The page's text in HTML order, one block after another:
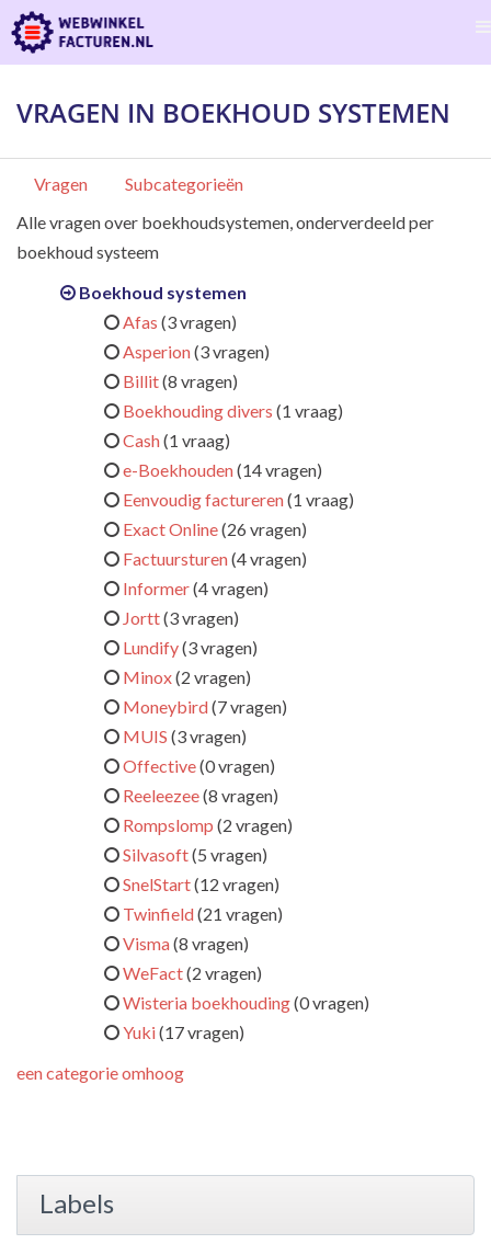
VRAGEN IN BOEKHOUD SYSTEMEN
Vragen
Subcategorieën
Alle vragen over boekhoudsystemen, onderverdeeld per
boekhoud systeem
Boekhoud systemen
Afas (3 vragen)
Asperion(3 vragen)
Billit(8 vragen)
Boekhouding divers (1 vraag)
Cash(1 vraag)
e-Boekhouden(14 vragen)
Eenvoudig factureren(1 vraag)
Exact Online(26 vragen)
Factuursturen(4 vragen)
Informer(4 vragen)
Jortt(3 vragen)
Lundify(3 vragen)
Minox(2 vragen)
Moneybird(7 vragen)
MUIS (3 vragen)
Offective(0 vragen)
Reeleezee(8 vragen)
Rompslomp (2 vragen)
Silvasoft(5 vragen)
SnelStart(12 vragen)
Twinfield(21 vragen)
Visma(8 vragen)
WeFact(2 vragen)
Wisteria boekhouding(0 vragen)
Yuki(17 vragen)
een categorie omhoog
Labels